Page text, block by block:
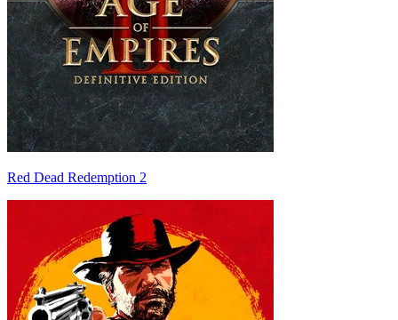
Red Dead Redemption 2